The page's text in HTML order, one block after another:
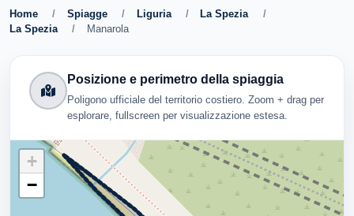
Home / Spiagge / Liguria / La Spezia
/
La Spezia
/ Manarola
Posizione e perimetro della spiaggia
Poligono ufficiale del territorio costiero. Zoom + drag per
esplorare, fullscreen per visualizzazione estesa.
+
−